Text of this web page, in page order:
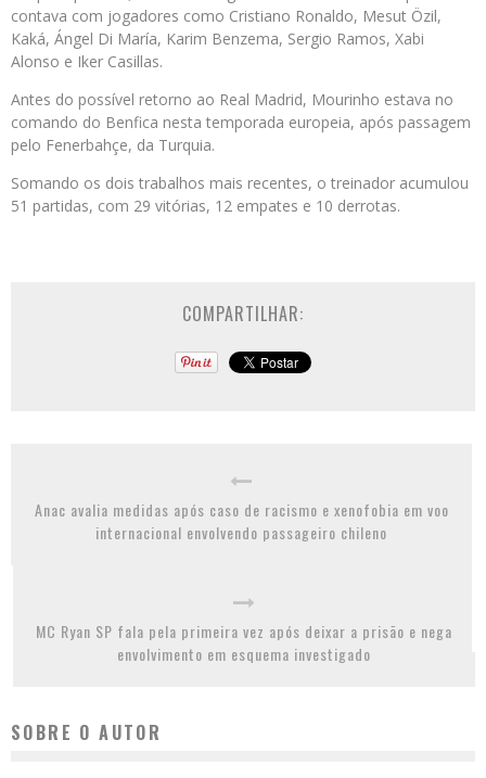
contava com jogadores como Cristiano Ronaldo, Mesut Özil,
Kaká, Ángel Di María, Karim Benzema, Sergio Ramos, Xabi
Alonso e Iker Casillas.
Antes do possível retorno ao Real Madrid, Mourinho estava no
comando do Benfica nesta temporada europeia, após passagem
pelo Fenerbahçe, da Turquia.
Somando os dois trabalhos mais recentes, o treinador acumulou
51 partidas, com 29 vitórias, 12 empates e 10 derrotas.
COMPARTILHAR:
Anac avalia medidas após caso de racismo e xenofobia em voo
internacional envolvendo passageiro chileno
MC Ryan SP fala pela primeira vez após deixar a prisão e nega
envolvimento em esquema investigado
SOBRE O AUTOR